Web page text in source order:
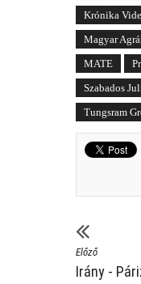
Krónika
Magyar
MATE
Szabados
Tungsram
Előző
Irány -